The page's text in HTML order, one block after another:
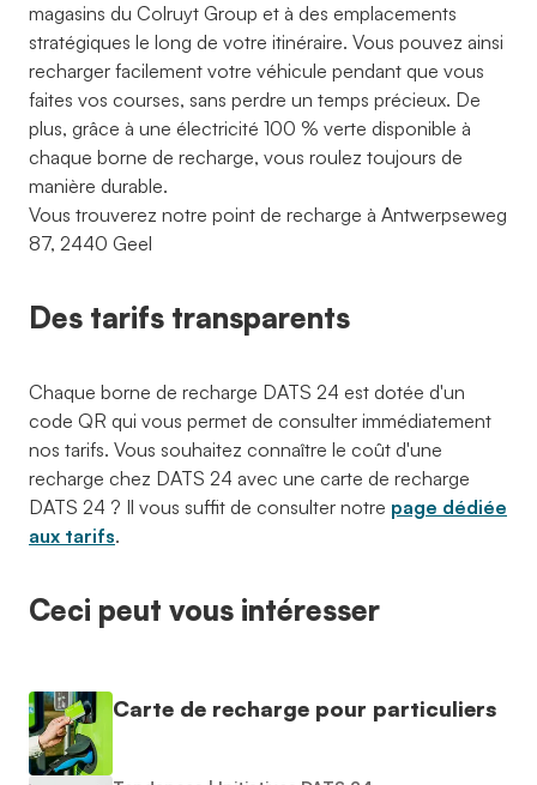
magasins du Colruyt Group et à des emplacements
stratégiques le long de votre itinéraire. Vous pouvez ainsi
recharger facilement votre véhicule pendant que vous
faites vos courses, sans perdre un temps précieux. De
plus, grâce à une électricité 100 % verte disponible à
chaque borne de recharge, vous roulez toujours de
manière durable.
Vous trouverez notre point de recharge à Antwerpseweg
87, 2440 Geel
Des tarifs transparents
Chaque borne de recharge DATS 24 est dotée d'un
code QR qui vous permet de consulter immédiatement
nos tarifs. Vous souhaitez connaître le coût d'une
recharge chez DATS 24 avec une carte de recharge
DATS 24 ? Il vous suffit de consulter notre page dédiée
aux tarifs.
Ceci peut vous intéresser
Carte de recharge pour particuliers